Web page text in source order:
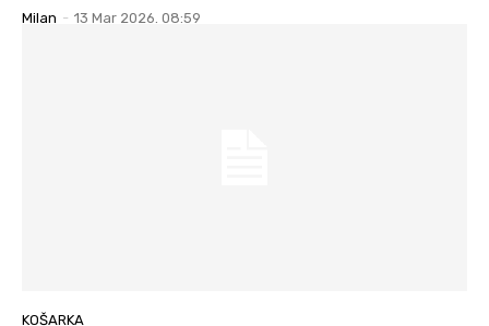
Milan - 13 Mar 2026. 08:59
KOŠARKA